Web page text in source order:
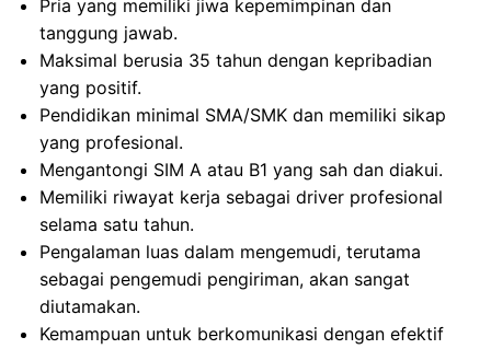
Pria yang memiliki jiwa kepemimpinan dan
tanggung jawab.
Maksimal berusia 35 tahun dengan kepribadian
yang positif.
Pendidikan minimal SMA/SMK dan memiliki sikap
yang profesional.
Mengantongi SIM A atau B1 yang sah dan diakui.
Memiliki riwayat kerja sebagai driver profesional
selama satu tahun.
Pengalaman luas dalam mengemudi, terutama
sebagai pengemudi pengiriman, akan sangat
diutamakan.
Kemampuan untuk berkomunikasi dengan efektif